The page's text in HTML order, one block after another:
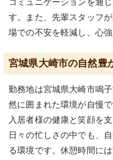
コミュニケーションを通
す。また、先輩スタッフ
場での不安を軽減し、心
宮城県大崎市の自然豊
勤務地は宮城県大崎市鳴
然に囲まれた環境が自慢
入居者様の健康と笑顔を
日々の忙しさの中でも、
る環境です。休憩時間に